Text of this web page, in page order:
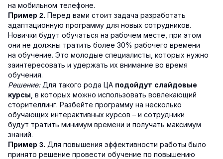
на мобильном телефоне.
Пример 2. Перед вами стоит задача разработать
адаптационную программу для новых сотрудников.
Новички будут обучаться на рабочем месте, при этом
они не должны тратить более 30% рабочего времени
на обучение. Это молодые специалисты, которых нужно
заинтересовать и удержать их внимание во время
обучения.
Решение:Для такого рода ЦА подойдут слайдовые
курсы , в которых можно использовать вовлекающий
сторителлинг. Разбейте программу на несколько
обучающих интерактивных курсов – и сотрудники
будут тратить минимум времени и получать максимум
знаний.
Пример 3. Для повышения эффективности работы было
принято решение провести обучение по повышению